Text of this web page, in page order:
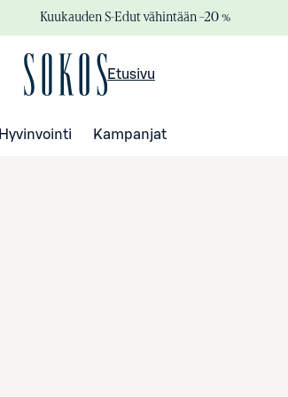
Kuukauden S-Edut vähintään –20 %
Etusivu
Hyvinvointi Kampanjat